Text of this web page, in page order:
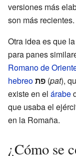
versiones más
son más recientes.
Otra idea es que
para panes
Romano de
hebreoפת (pat),
existe en el árabe
que usaba el
en la Romaña.
¿Cómo se